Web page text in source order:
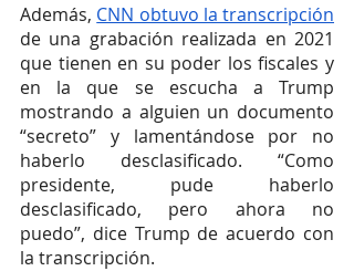
Además, CNN obtuvo la transcripción
de una grabación realizada en 2021
que tienen en su poder los fiscales y
en la que se escucha a Trump
mostrando a alguien un documento
“secreto” y lamentándose por no
haberlo desclasificado. “Como
presidente, pude haberlo
desclasificado, pero ahora no
puedo”, dice Trump de acuerdo con
la transcripción.